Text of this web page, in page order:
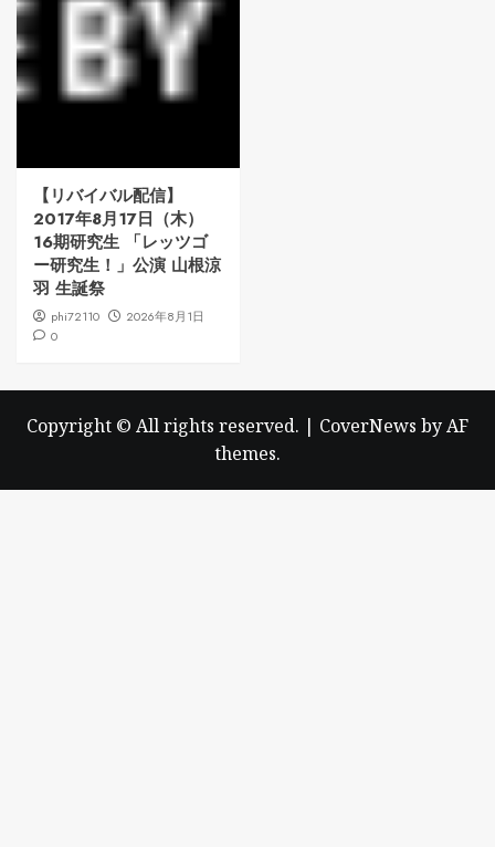
【リバイバル配信】
2017年8月17日（木）
16期研究生 「レッツゴ
ー研究生！」公演 山根涼
羽 生誕祭
phi72110
2026年8月1日
0
Copyright © All rights reserved. | CoverNews by AF
themes.